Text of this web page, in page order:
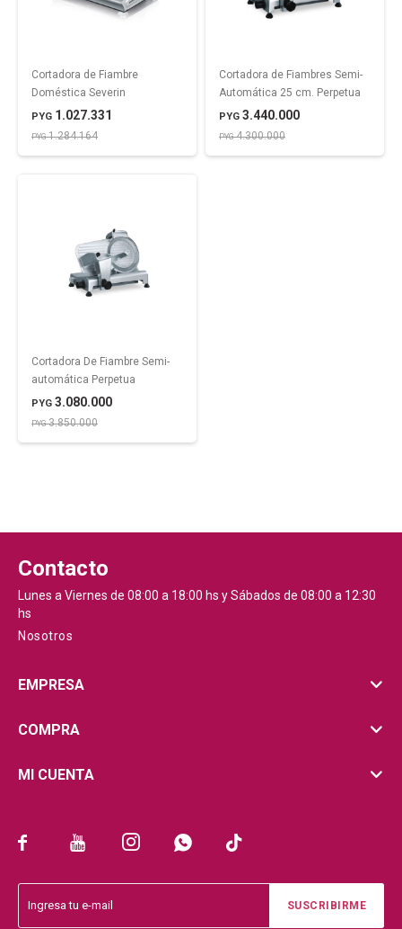
Cortadora de Fiambre
Doméstica Severin
PYG 1.027.331
PYG1.284.164
Cortadora de Fiambres Semi-
Automática 25 cm. Perpetua
PYG 3.440.000
PYG4.300.000
Cortadora De Fiambre Semi-
automática Perpetua
PYG 3.080.000
PYG3.850.000
    
SUSCRIBIRME
Contacto
Lunes a Viernes de 08:00 a 18:00 hs y Sábados de 08:00 a 12:30
hs
Nosotros
EMPRESA
COMPRA
MI CUENTA